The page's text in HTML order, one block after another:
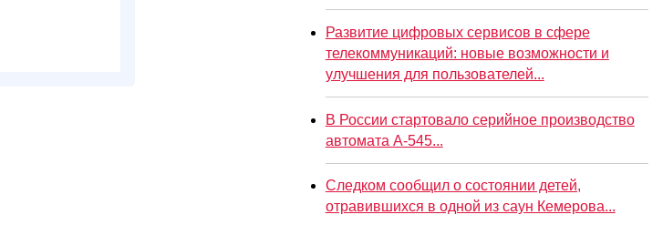
Развитие цифровых сервисов в сфере
телекоммуникаций: новые возможности и
улучшения для пользователей...
В России стартовало серийное производство
автомата А-545...
Следком сообщил о состоянии детей,
отравившихся в одной из саун Кемерова...